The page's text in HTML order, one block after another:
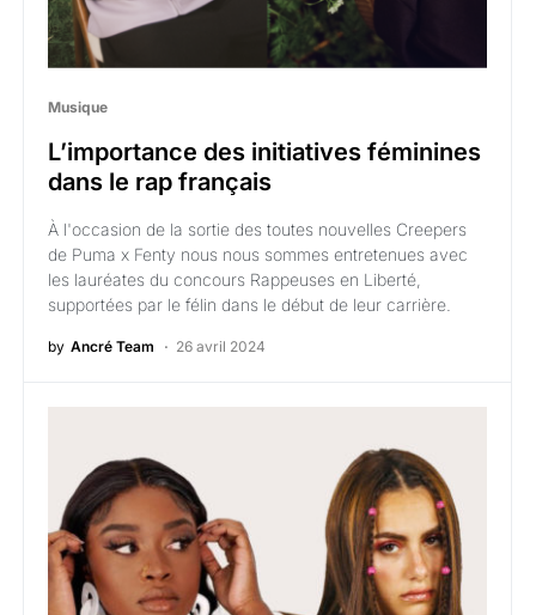
Musique
L’importance des initiatives féminines
dans le rap français
À l'occasion de la sortie des toutes nouvelles Creepers
de Puma x Fenty nous nous sommes entretenues avec
les lauréates du concours Rappeuses en Liberté,
supportées par le félin dans le début de leur carrière.
by Ancré Team 26 avril 2024